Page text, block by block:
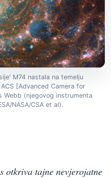
M74 nastala na temelju
[Advanced Camera for
Webb (njegovog instrumenta
NASA/CSA et al).
otkriva tajne nevjerojatne